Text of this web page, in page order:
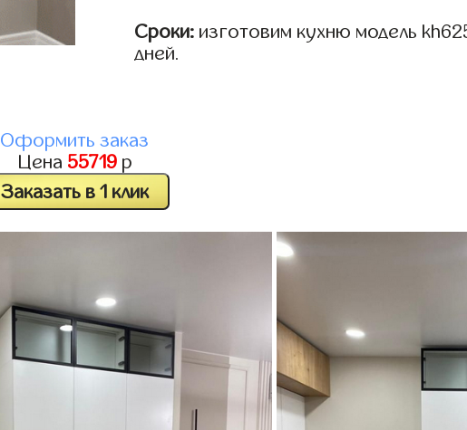
Сроки: изготовим кухню модель
дней.
Оформить заказ
Цена 55719р
Заказать в 1 клик